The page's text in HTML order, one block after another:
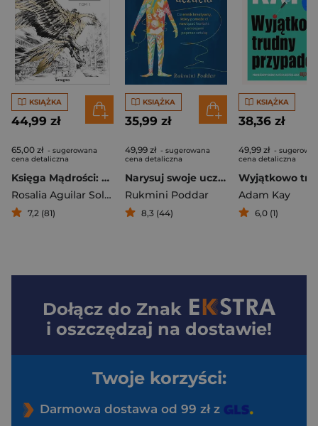
KSIĄŻKA
44,99 zł
65,00 zł - sugerowana
cena detaliczna
Księga Mądrości: The Great Library of Tomorrow
Rosalia Aguilar Solace
7,2 (81)
KSIĄŻKA
35,99 zł
49,99 zł - sugerowana
cena detaliczna
Narysuj swoje uczucia
Rukmini Poddar
8,3 (44)
KSIĄŻKA
38,36 zł
49,99 zł -
cena detaliczna
Adam Kay
6,0 (1)
Dołącz do Znak
i oszczędzaj na dostawie!
Twoje korzyści:
Darmowa dostawa od 99 zł z